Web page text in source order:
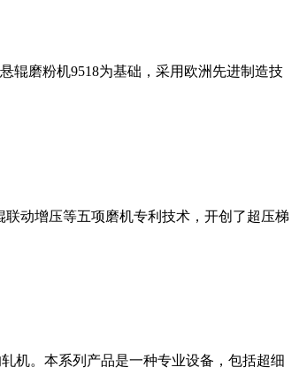
辊磨粉机9518为基础，采用欧洲先进制造技
动增压等五项磨机专利技术，开创了超压梯
机。本系列产品是一种专业设备，包括超细